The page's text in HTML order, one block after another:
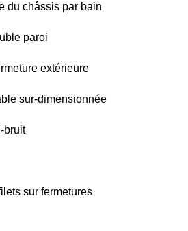
du châssis par bain
paroi
extérieure
sur-dimensionnée
bruit
sur fermetures